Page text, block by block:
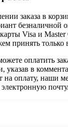
заказа в
безналичной
Visa и Master
принять только
оплатить
указав в
на оплату, наши
почту.